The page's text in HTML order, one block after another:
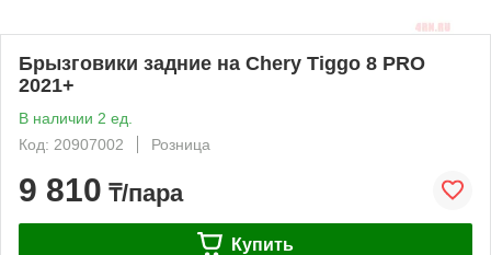
Брызговики задние на Chery Tiggo 8 PRO
2021+
В наличии 2 ед.
Код: 20907002
Розница
9 810 ₸/пара
Купить